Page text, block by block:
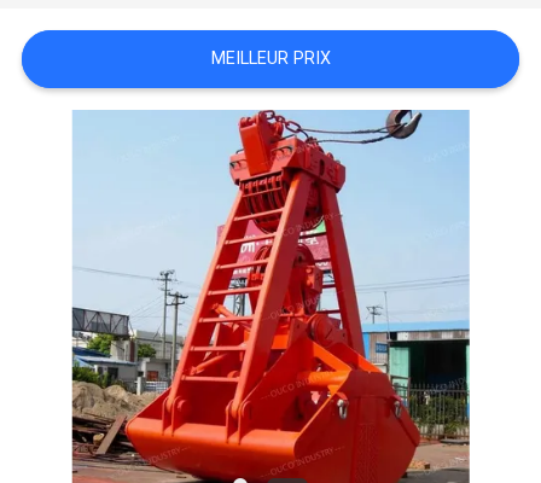
LA
QUALITÉ
AFFAIRES
CONTACT
PLAN
MEILLEUR PRIX